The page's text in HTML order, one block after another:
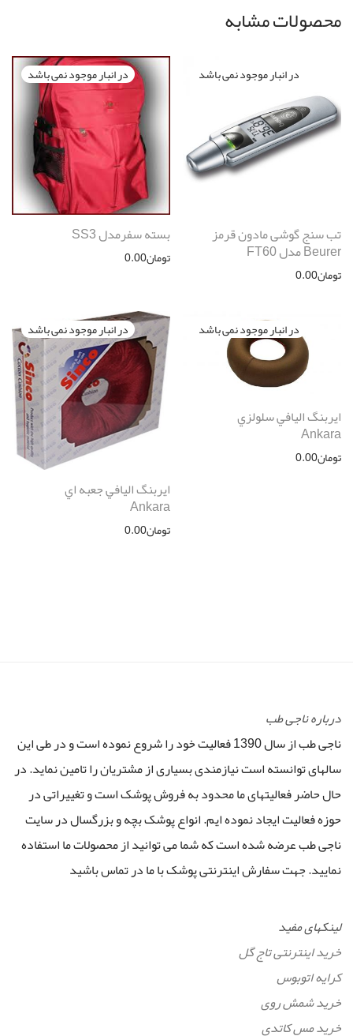
محصولات مشابه
تب سنج گوشی مادون قرمز
Beurer مدل FT60
تومان0.00
بسته سفرمدل SS3
تومان0.00
ايربنگ اليافي سلولزي
Ankara
تومان0.00
ايربنگ اليافي جعبه اي
Ankara
تومان0.00
درباره ناجی طب
ناجی طب از سال 1390 فعالیت خود را شروع نموده است و در طی این
سالهای توانسته است نیازمندی بسیاری از مشتریان را تامین نماید. در
حال حاضر فعالیتهای ما محدود به فروش پوشک است و تغییراتی در
حوزه فعالیت ایجاد نموده ایم. انواع پوشک بچه و بزرگسال در سایت
ناجی طب عرضه شده است که شما می توانید از محصولات ما استفاده
نمایید. جهت سفارش اینترنتی پوشک با ما در تماس باشید
لینکهای مفید
خرید اینترنتی تاج گل
کرایه اتوبوس
خرید شمش روی
خرید مس کاتدی